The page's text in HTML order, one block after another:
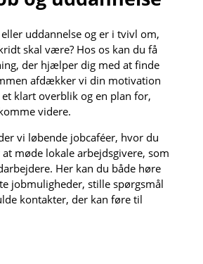
uddannelse og er i tvivl om,
skal være? Hos os kan du få
der hjælper dig med at finde
afdækker vi din motivation
klart overblik og en plan for,
videre.
vi løbende jobcaféer, hvor du
møde lokale arbejdsgivere, som
Her kan du både høre
jobmuligheder, stille spørgsmål
kontakter, der kan føre til